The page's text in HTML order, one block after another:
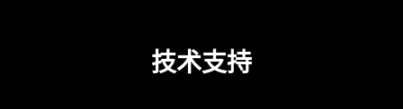
技术支持